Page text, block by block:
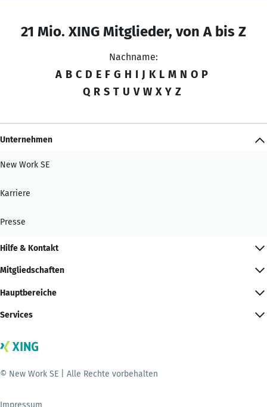
21 Mio. XING Mitglieder, von A bis Z
Nachname:
A B C D E F G H I J K L M N O P
Q R S T U V W X Y Z
Unternehmen
New Work SE
Karriere
Presse
Hilfe & Kontakt
Mitgliedschaften
Hauptbereiche
Services
© New Work SE | Alle Rechte vorbehalten
Impressum